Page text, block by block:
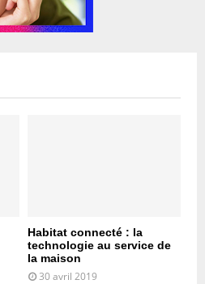
Habitat connecté : la
technologie au service de
la maison
30 avril 2019